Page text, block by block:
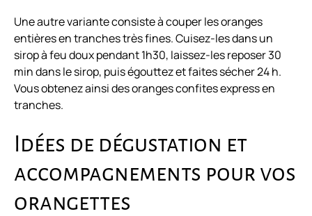
Une autre variante consiste à couper les oranges
entières en tranches très fines. Cuisez-les dans un
sirop à feu doux pendant 1h30, laissez-les reposer 30
min dans le sirop, puis égouttez et faites sécher 24 h.
Vous obtenez ainsi des oranges confites express en
tranches.
Idées de dégustation et
accompagnements pour vos
orangettes